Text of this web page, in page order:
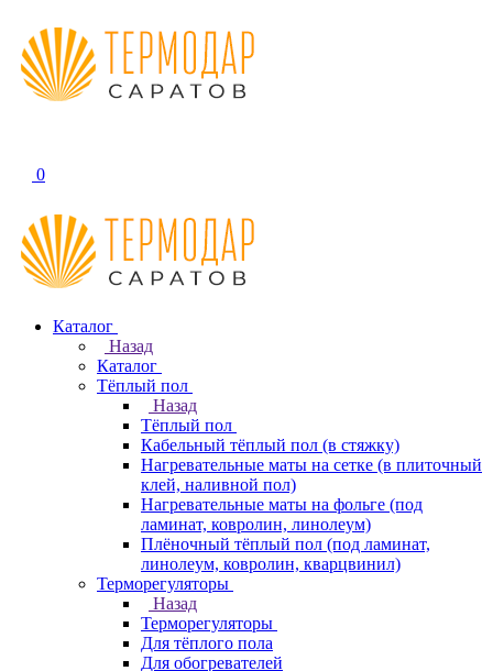
0
Каталог
Назад
Каталог
Тёплый пол
Назад
Тёплый пол
Кабельный тёплый пол (в стяжку)
Нагревательные маты на сетке (в плиточный
клей, наливной пол)
Нагревательные маты на фольге (под
ламинат, ковролин, линолеум)
Плёночный тёплый пол (под ламинат,
линолеум, ковролин, кварцвинил)
Терморегуляторы
Назад
Терморегуляторы
Для тёплого пола
Для обогревателей